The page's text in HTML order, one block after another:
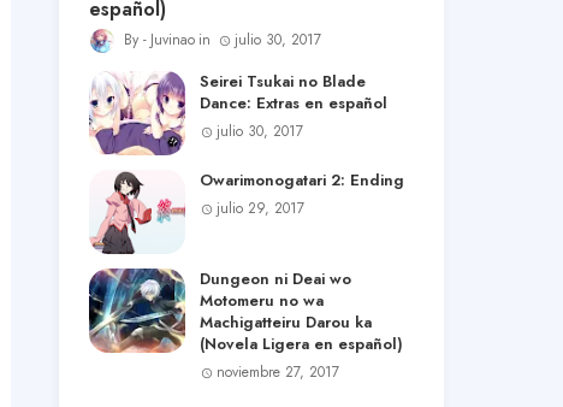
español)
Juvinao julio 30, 2017
Seirei Tsukai no Blade
Dance: Extras en español
julio 30, 2017
Owarimonogatari 2: Ending
julio 29, 2017
Dungeon ni Deai wo
Motomeru no wa
Machigatteiru Darou ka
(Novela Ligera en español)
noviembre 27, 2017